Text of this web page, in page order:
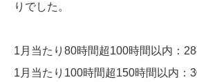
りでした。
1月当たり80時間超100時間以内：28
1月当たり100時間超150時間以内：